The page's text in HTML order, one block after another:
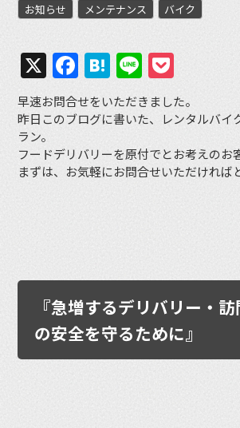
お知らせ メンテナンス バイク
X Facebook
Hatena
Line
早速お問合せをいただきました。
昨日このブログに書いた、レンタルバイ
ラン。
フードデリバリーを原付でとお考えのお
まずは、お気軽にお問合せいただければ
『急増するデリバリー・
の安全を守るために』